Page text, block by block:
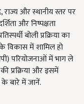
और स्थानीय स्तर पर
और निष्पक्षता
बोली प्रक्रिया का
विकास में शामिल हो
परियोजनाओं में भाग ले
प्रक्रिया और इसमें
के बारे में जानें.